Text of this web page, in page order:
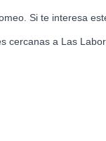
Si te interesa
cercanas a Las